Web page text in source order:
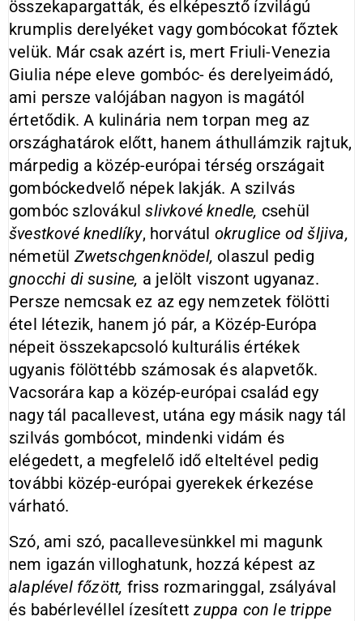
összekapargatták, és elképesztő ízvilágú
krumplis derelyéket vagy gombócokat főztek
velük. Már csak azért is, mert Friuli-Venezia
Giulia népe eleve gombóc- és derelyeimádó,
ami persze valójában nagyon is magától
értetődik. A kulinária nem torpan meg az
országhatárok előtt, hanem áthullámzik rajtuk,
márpedig a közép-európai térség országait
gombóckedvelő népek lakják. A szilvás
gombóc szlovákulslivkové knedle, csehül
švestkové knedlíky, horvátul okruglice od šljiva,
németülZwetschgenknödel, olaszul pedig
gnocchi di susine, a jelölt viszont ugyanaz.
Persze nemcsak ez az egy nemzetek fölötti
étel létezik, hanem jó pár, a Közép-Európa
népeit összekapcsoló kulturális értékek
ugyanis fölöttébb számosak és alapvetők.
Vacsorára kap a közép-európai család egy
nagy tál pacallevest, utána egy másik nagy tál
szilvás gombócot, mindenki vidám és
elégedett, a megfelelő idő elteltével pedig
további közép-európai gyerekek érkezése
várható.
Szó, ami szó, pacallevesünkkel mi magunk
nem igazán villoghatunk, hozzá képest az
alaplével főzött, friss rozmaringgal, zsályával
és babérlevéllel ízesítettzuppa con le trippe